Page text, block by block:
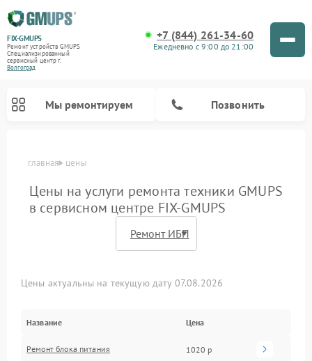
FIX-GMUPS
Ремонт устройств GMUPS
Специализированный
cервисный центр г.
Волгоград
+7 (844) 261-34-60
Ежедневно с 9:00 до 21:00
Мы ремонтируем Позвонить
главная цены
Цены на услуги ремонта техники GMUPS
в сервисном центре FIX-GMUPS
Цены актуальны на текущую дату 07.08.2026
Название Цена
Ремонт блока питания 1020 р